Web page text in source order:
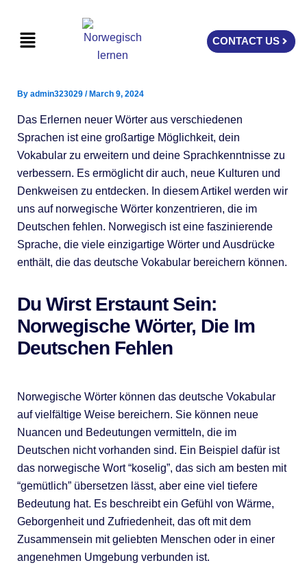
content
Menu CONTACT US
By admin323029 / March 9, 2024
Das Erlernen neuer Wörter aus verschiedenen
Sprachen ist eine großartige Möglichkeit, dein
Vokabular zu erweitern und deine Sprachkenntnisse zu
verbessern. Es ermöglicht dir auch, neue Kulturen und
Denkweisen zu entdecken. In diesem Artikel werden wir
uns auf norwegische Wörter konzentrieren, die im
Deutschen fehlen. Norwegisch ist eine faszinierende
Sprache, die viele einzigartige Wörter und Ausdrücke
enthält, die das deutsche Vokabular bereichern können.
Du Wirst Erstaunt Sein:
Norwegische Wörter, Die Im
Deutschen Fehlen
Norwegische Wörter können das deutsche Vokabular
auf vielfältige Weise bereichern. Sie können neue
Nuancen und Bedeutungen vermitteln, die im
Deutschen nicht vorhanden sind. Ein Beispiel dafür ist
das norwegische Wort “koselig”, das sich am besten mit
“gemütlich” übersetzen lässt, aber eine viel tiefere
Bedeutung hat. Es beschreibt ein Gefühl von Wärme,
Geborgenheit und Zufriedenheit, das oft mit dem
Zusammensein mit geliebten Menschen oder in einer
angenehmen Umgebung verbunden ist.